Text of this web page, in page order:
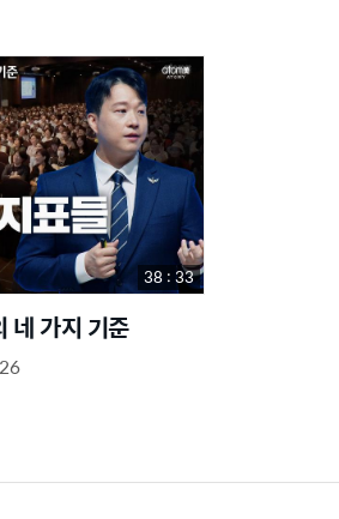
네 가지 기준
38 : 33